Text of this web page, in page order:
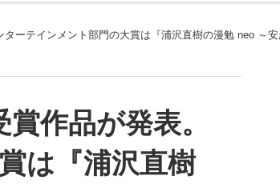
ーテインメント部門の大賞は『浦沢直樹の漫勉 neo ～安
作品が発表。
は『浦沢直樹